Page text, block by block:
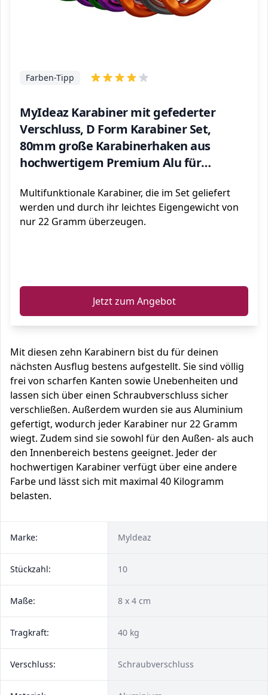
MyIdeaz Karabiner mit gefederter
Verschluss, D Form Karabiner Set,
80mm große Karabinerhaken aus
hochwertigem Premium Alu für
Farben-Tipp
Multifunktionale Karabiner, die im Set geliefert
werden und durch ihr leichtes Eigengewicht von
nur 22 Gramm überzeugen.
Jetzt zum Angebot
Mit diesen zehn Karabinern bist du für deinen
nächsten Ausflug bestens aufgestellt. Sie sind völlig
frei von scharfen Kanten sowie Unebenheiten und
lassen sich über einen Schraubverschluss sicher
verschließen. Außerdem wurden sie aus Aluminium
gefertigt, wodurch jeder Karabiner nur 22 Gramm
wiegt. Zudem sind sie sowohl für den Außen- als auch
den Innenbereich bestens geeignet. Jeder der
hochwertigen Karabiner verfügt über eine andere
Farbe und lässt sich mit maximal 40 Kilogramm
belasten.
Marke: Myldeaz
Stückzahl: 10
Maße: 8 x 4 cm
Tragkraft: 40 kg
Verschluss: Schraubverschluss